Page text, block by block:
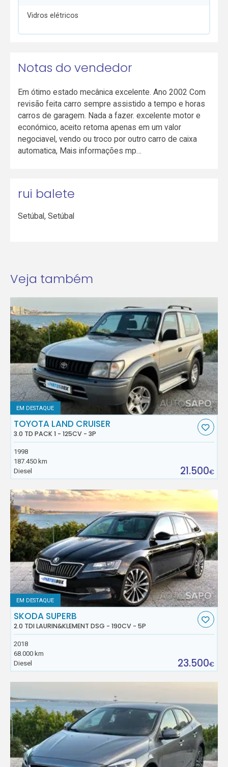
Vidros elétricos
Notas do vendedor
Em ótimo estado mecânica excelente. Ano 2002 Com
revisão feita carro sempre assistido a tempo e horas
carros de garagem. Nada a fazer. excelente motor e
económico, aceito retoma apenas em um valor
negociavel, vendo ou troco por outro carro de caixa
automatica, Mais informações mp…
rui balete
Setúbal,Setúbal
Veja também
EM DESTAQUE
TOYOTA LAND CRUISER
3.0 TD PACK 1 - 125CV - 3P
1998
187.450 km
Diesel
21.500€
EM DESTAQUE
SKODA SUPERB
2.0 TDI LAURIN&KLEMENT DSG - 190CV - 5P
2018
68.000 km
Diesel
23.500€